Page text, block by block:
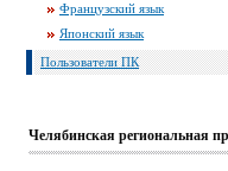
Французский язык
Японский язык
Пользователи ПК
Челябинская региональная